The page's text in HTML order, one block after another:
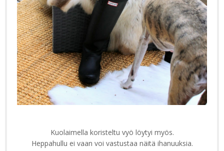
Kuolaimella koristeltu vyö löytyi myös.
Heppahullu ei vaan voi vastustaa näitä ihanuuksia.